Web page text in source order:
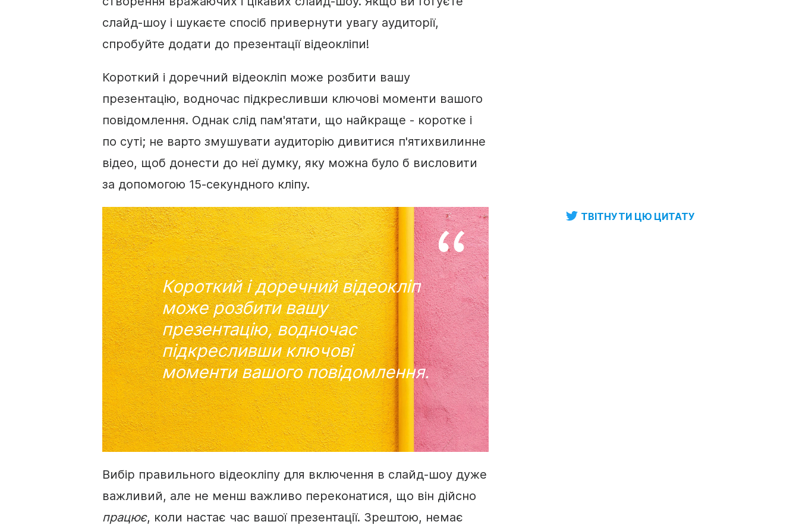
слайд-шоу і шукаєте спосіб привернути увагу аудиторії,
спробуйте додати до презентації відеокліпи!
Короткий і доречний відеокліп може розбити вашу
презентацію, водночас підкресливши ключові моменти вашого
повідомлення. Однак слід пам'ятати, що найкраще - коротке і
по суті; не варто змушувати аудиторію дивитися п'ятихвилинне
відео, щоб донести до неї думку, яку можна було б висловити
за допомогою 15-секундного кліпу.
Короткий і доречнийвідеокліп
може розбити вашу
презентацію, водночас
підкресливши ключові
моменти вашого повідомлення.
ТВІТНУТИ ЦЮ ЦИТАТУ
Вибір правильного відеокліпу для включення в слайд-шоу дуже
важливий, але не менш важливо переконатися, що він дійсно
працює, коли настає час вашої презентації. Зрештою, немає